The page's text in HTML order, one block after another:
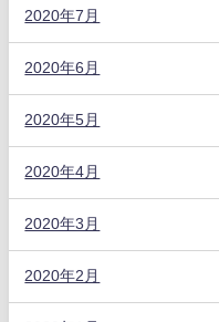
2020年7月
2020年6月
2020年5月
2020年4月
2020年3月
2020年2月